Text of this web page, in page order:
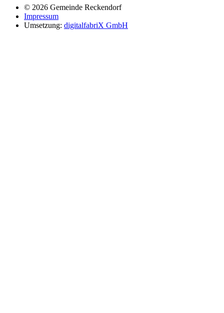
© 2026 Gemeinde Reckendorf
Impressum
Umsetzung: digitalfabriX GmbH